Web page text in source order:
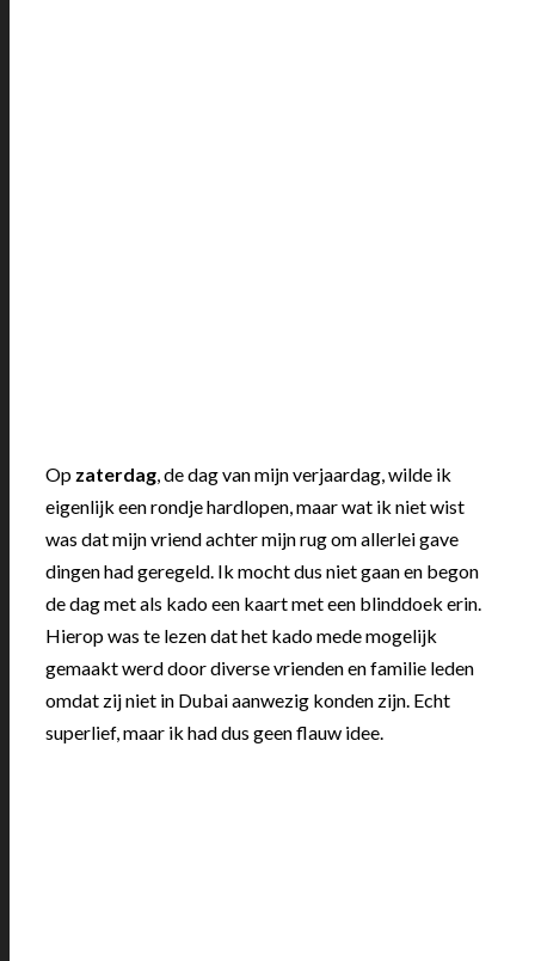
Op zaterdag, de dag van mijn verjaardag, wilde ik
eigenlijk een rondje hardlopen, maar wat ik niet wist
was dat mijn vriend achter mijn rug om allerlei gave
dingen had geregeld. Ik mocht dus niet gaan en begon
de dag met als kado een kaart met een blinddoek erin.
Hierop was te lezen dat het kado mede mogelijk
gemaakt werd door diverse vrienden en familie leden
omdat zij niet in Dubai aanwezig konden zijn. Echt
superlief, maar ik had dus geen flauw idee.